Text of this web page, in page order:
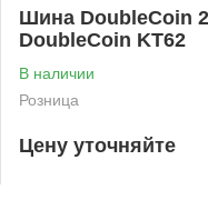
Шина DoubleCoin
DoubleCoin KT62
В наличии
Розница
Цену уточняйте